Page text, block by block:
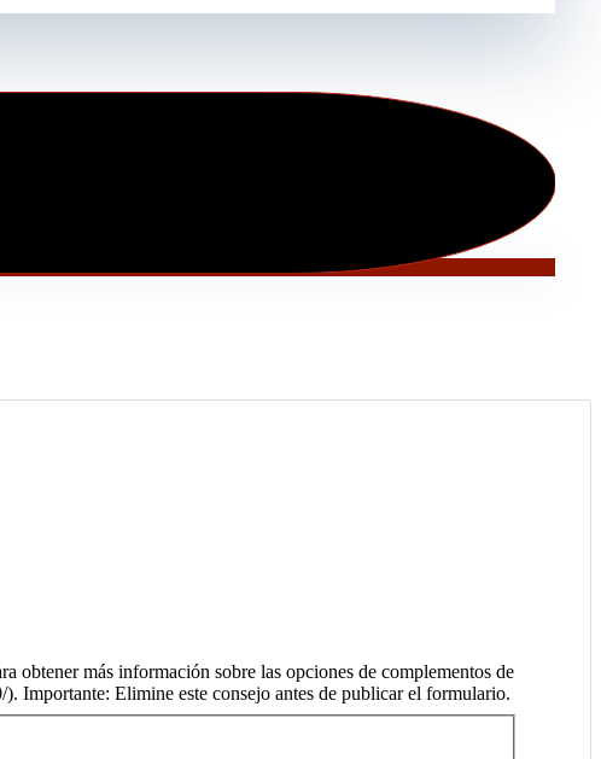
obtener más información sobre las opciones de complementos de
Importante: Elimine este consejo antes de publicar el formulario.